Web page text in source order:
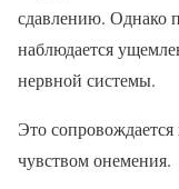
сдавлению. Однако
наблюдается
нервной системы.
Это
чувством онемения.